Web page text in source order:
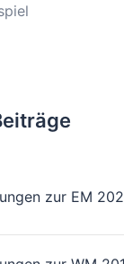
zur EM